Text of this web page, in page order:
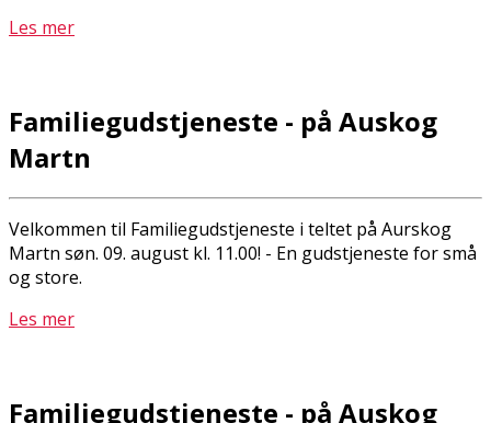
Les mer
Familiegudstjeneste - på Auskog
Martn
Velkommen til Familiegudstjeneste i teltet på Aurskog
Martn søn. 09. august kl. 11.00! - En gudstjeneste for små
og store.
Les mer
Familiegudstjeneste - på Auskog